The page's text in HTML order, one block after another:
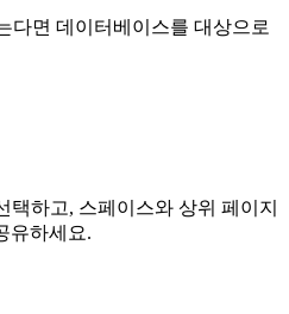
다면 데이터베이스를 대상으로
택하고, 스페이스와 상위 페이지
유하세요.